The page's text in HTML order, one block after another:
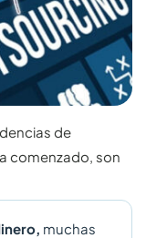
de
comenzado, son
muchas